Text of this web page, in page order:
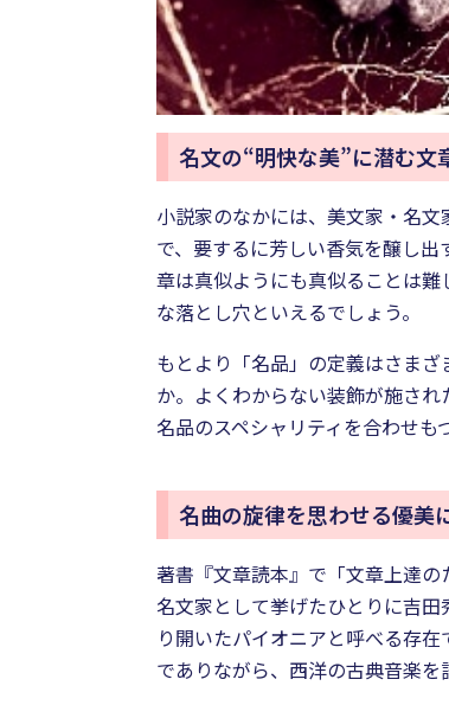
名文の“明快な美”に潜む文
小説家のなかには、美文家・名
で、要するに芳しい香気を醸し
章は真似ようにも真似ることは
な落とし穴といえるでしょう。
もとより「名品」の定義はさまざ
か。よくわからない装飾が施さ
名品のスペシャリティを合わせも
名曲の旋律を思わせる優美
著書『文章読本』で「文章上達
名文家として挙げたひとりに吉
り開いたパイオニアと呼べる存
でありながら、西洋の古典音楽を